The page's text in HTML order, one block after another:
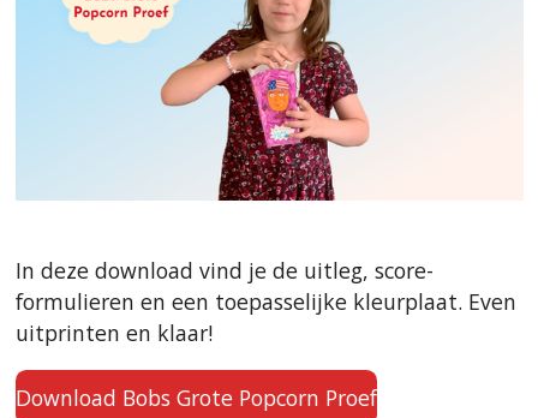
In deze download vind je de uitleg, score-
formulieren en een toepasselijke kleurplaat. Even
uitprinten en klaar!
Download Bobs Grote Popcorn Proef